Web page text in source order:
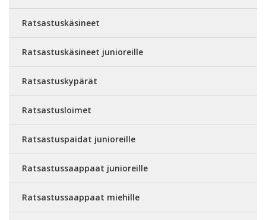
Ratsastuskäsineet
Ratsastuskäsineet junioreille
Ratsastuskypärät
Ratsastusloimet
Ratsastuspaidat junioreille
Ratsastussaappaat junioreille
Ratsastussaappaat miehille